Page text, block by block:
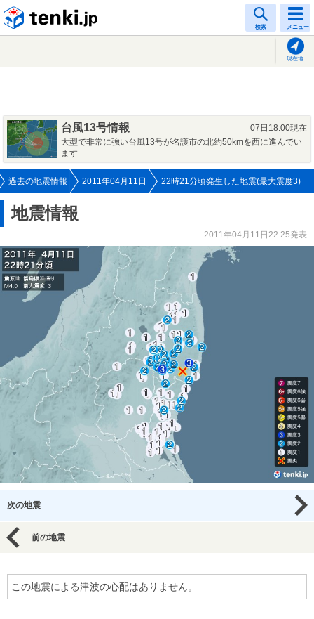
検索 メニュー
現在地
台風13号情報
07日18:00現在
大型で非常に強い台風13号が名護市の北約50kmを西に進んでい
ます
過去の地震情報 2011年04月11日 22時21分頃発生した地震(最大震度3)
地震情報
2011年04月11日22:25発表
次の地震
前の地震
この地震による津波の心配はありません。